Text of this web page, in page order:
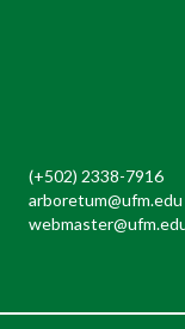
(+502) 2338-7916
arboretum@ufm.edu